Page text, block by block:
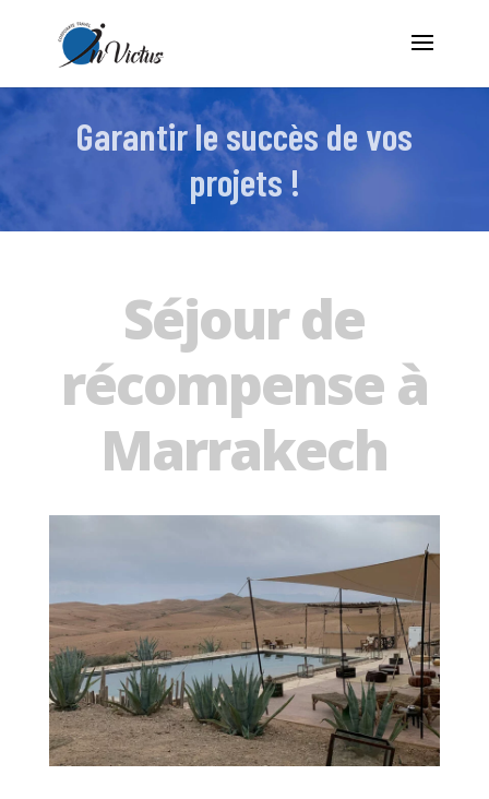
Garantir le succès de vos
projets !
Séjour de
récompense à
Marrakech